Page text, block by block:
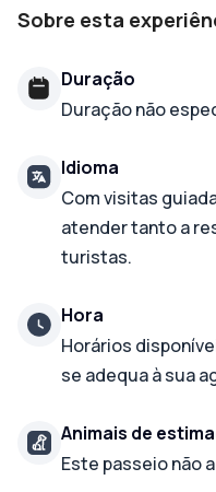
Sobre esta
Duração
Duração não
Idioma
Com visitas
atender tanto a
turistas.
Hora
Horários
se adequa à sua
Animais de
Este passeio não